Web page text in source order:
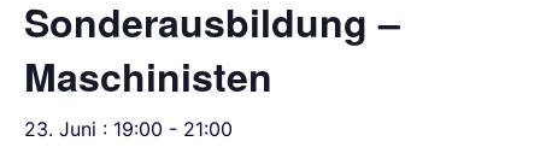
Sonderausbildung –
Maschinisten
23. Juni : 19:00 - 21:00